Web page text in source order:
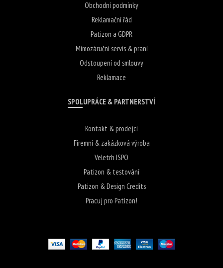
Obchodní podmínky
Reklamační řád
Patizon a GDPR
Mimozáruční servis & praní
Odstoupení od smlouvy
Reklamace
SPOLUPRÁCE & PARTNERSTVÍ
Kontakt & prodejci
Firemní & zakázková výroba
Veletrh ISPO
Patizon & testování
Patizon & Design Credits
Pracuj pro Patizon!